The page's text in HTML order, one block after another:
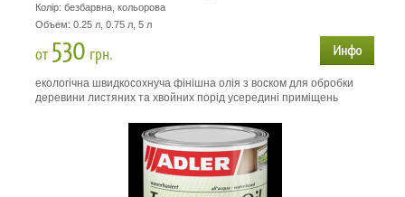
Колір: безбарвна, кольорова
Объем: 0.25 л, 0.75 л, 5 л
от 530 грн.
екологічна швидкосохнуча фінішна олія з воском для обробки
деревини листяних та хвойних порід усередині приміщень